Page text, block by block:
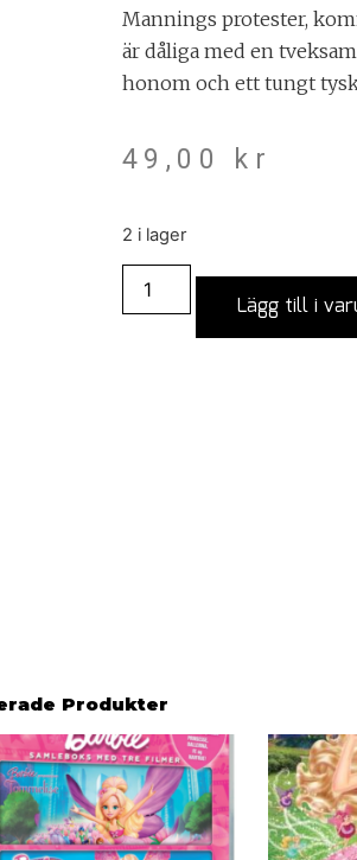
Mannings protester,
är dåliga med en
honom och ett tungt
49,00 kr
2 i lager
Lägg till i
Produkter